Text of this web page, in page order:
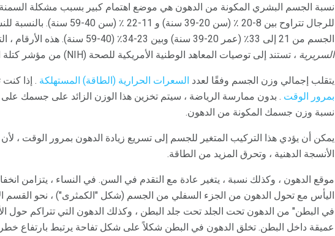
نسبة الجسم البشري المكونة من الدهون هي موضع اهتمام كبير بسبب مشكلة السمنة
للرجال تتراوح بين 8-20 ٪ (سن 20-
الجسم من 21 إلى 33٪ (عمر 20-39 سنة) وبين 23-34٪ (40-59 سنة). هذه الأرقام ، التي نشرت في
السريرية ، تستند إلى توصيات المعاهد الوطنية الأمريكية للصحة (NIH) من مؤشر كتلة الجسم السليم بين 19-25.
يتقلب إجمالي وزن الجسم وفقًا لعدد السعرات الحرارية (الطاقة) المستهلكة . إذا
بمرور الوقت . بدون ممارسة الرياضة ، سيتم تخزين هذا الوزن الزائد على جسمك
نسبة وزن جسمك المكونة من الدهون.
يمكن أن يؤدي هذا التركيب المتغير للجسم إلى تسريع زيادة الدهون بمرور الوقت ،
الأنسجة الدهنية ، وتحرق المزيد من الطاقة.
موقع الدهون ، وكذلك نسبة ، يتغير عادة مع التقدم في السن. في النساء ، يتزامن
اليأس مع تحول الدهون من الجزء السفلي من الجسم (شكل "الكمثرى") ، نحو القسم
في البطن" من الدهون تحت الجلد تحت جلد البطن ، وكذلك الدهون التي تتراكم حول
عميقة داخل البطن. تخلق الدهون في البطن شكلاً على شكل تفاحة يرتبط بارتفاع خطر